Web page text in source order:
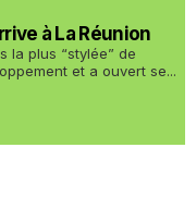
à La Réunion
la plus “stylée” de
et a ouvert se...